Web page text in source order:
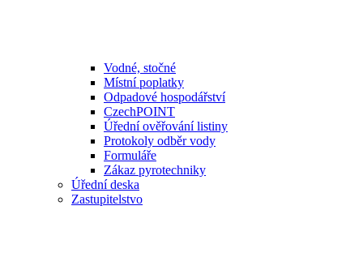
Vodné, stočné
Místní poplatky
Odpadové hospodářství
CzechPOINT
Úřední ověřování listiny
Protokoly odběr vody
Formuláře
Zákaz pyrotechniky
Úřední deska
Zastupitelstvo